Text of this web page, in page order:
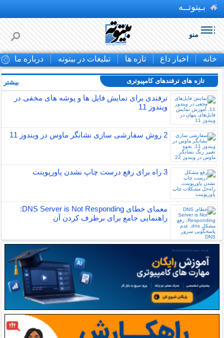
بـیتوتــه
منو
خانه اخبار داغ تازه ها تبلیغات در بیتوته درباره ما
تازه های ترفندهای کامپیوتری
ترفندی برای نمایش فایل ها و پوشه های مخفی در
ویندوز 11
2 روش سفارشی سازی نشانگر ماوس در ویندوز 11
3 راه برای رفع درست چاپ نشدن پاورپوینت
معمای خطای DNS Server is Not Responding:
راهنمایی جامع برای برطرف کردن آن
بیشتر